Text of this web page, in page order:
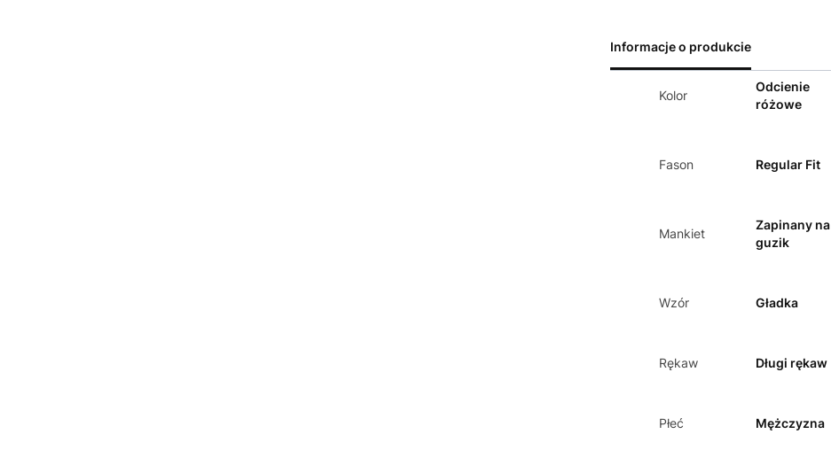
Informacje o produkcie
Kolor
Odcienie
różowe
Fason Regular Fit
Mankiet
Zapinany na
guzik
Wzór Gładka
Rękaw Długi rękaw
Płeć Mężczyzna